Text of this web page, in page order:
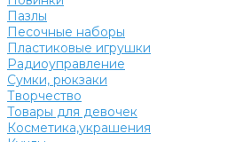
Пазлы
Песочные наборы
Пластиковые игрушки
Радиоуправление
Сумки, рюкзаки
Творчество
Товары для девочек
Косметика,украшения